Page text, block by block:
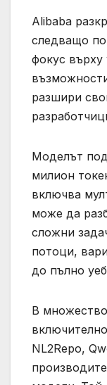
Alibaba
следващо
фокус върху
разшири
Моделът
милион
включва
може да
сложни
потоци,
до пълно
В
NL2Repo,